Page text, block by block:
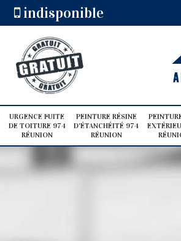
indisponible
URGENCE FUITE
DE TOITURE 974
RÉUNION
PEINTURE RÉSINE
D'ÉTANCHÉITÉ 974
RÉUNION